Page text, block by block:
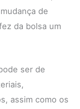
de
da bolsa um
ser de
assim como os